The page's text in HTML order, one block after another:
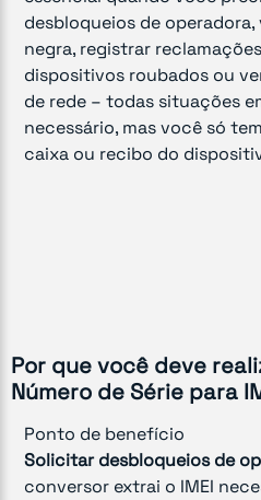
desbloqueios de
negra, registrar
dispositivos roubados ou
de rede – todas situações
necessário, mas você só
caixa ou recibo do
Por que você deve
Número de Série para
Ponto de benefício
Solicitar desbloqueios de
conversor extrai o IMEI